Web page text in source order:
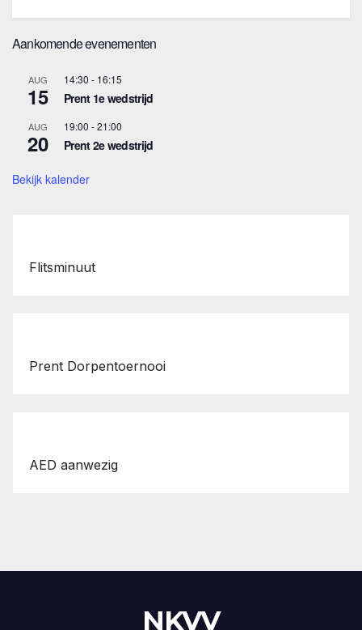
Aankomende evenementen
AUG
15
14:30 - 16:15
Prent 1e wedstrijd
AUG
20
19:00 -21:00
Prent 2e wedstrijd
Bekijk kalender
Flitsminuut
Prent Dorpentoernooi
AED aanwezig
NKVV